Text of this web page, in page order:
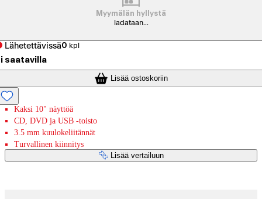
Myymälän hyllystä
ladataan...
Lähetettävissä0 kpl
saatavilla
Lisää ostoskoriin
Kaksi 10" näyttöä
CD, DVD ja USB -toisto
3.5 mm kuulokeliitännät
Turvallinen kiinnitys
Lisää vertailuun